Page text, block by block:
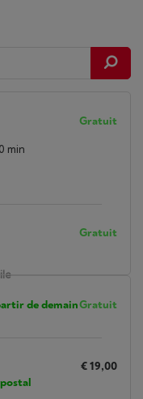
de demainGratuit
€ 19,00
Gratuit
min
Gratuit